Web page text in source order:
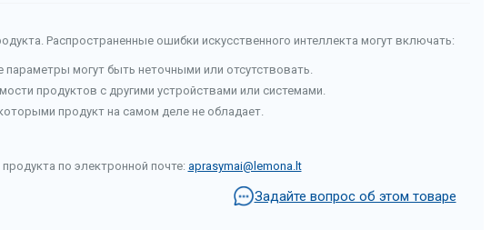
Распространенные ошибки искусственного интеллекта могут включать:
параметры могут быть неточными или отсутствовать.
продуктов с другими устройствами или системами.
продукт на самом деле не обладает.
по электронной почте: aprasymai@lemona.lt
Задайте вопрос об этом товаре